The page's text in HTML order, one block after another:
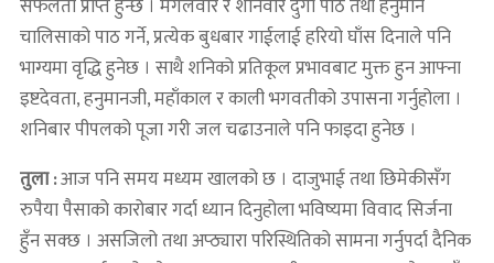
सफलता प्राप्त हुन्छ । मंगलवार र शनिवार दुर्गा पाठ तथा हनुमान
चालिसाको पाठ गर्ने, प्रत्येक बुधबार गाईलाई हरियो घाँस दिनाले पनि
भाग्यमा वृद्धि हुनेछ । साथै शनिको प्रतिकूल प्रभावबाट मुक्त हुन आफ्ना
इष्टदेवता, हनुमानजी, महाँकाल र काली भगवतीको उपासना गर्नुहोला ।
शनिबार पीपलको पूजा गरी जल चढाउनाले पनि फाइदा हुनेछ ।
तुला :आज पनि समय मध्यम खालको छ । दाजुभाई तथा छिमेकीसँग
रुपैया पैसाको कारोबार गर्दा ध्यान दिनुहोला भविष्यमा विवाद सिर्जना
हुँन सक्छ । असजिलो तथा अप्ठ्यारा परिस्थितिको सामना गर्नुपर्दा दैनिक